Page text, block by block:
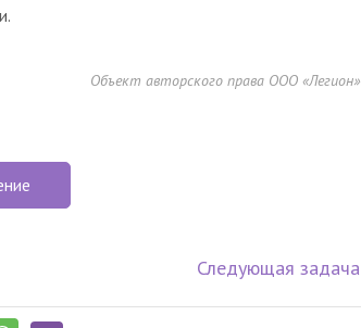
Объект авторского права ООО «Легион»
Следующая задача